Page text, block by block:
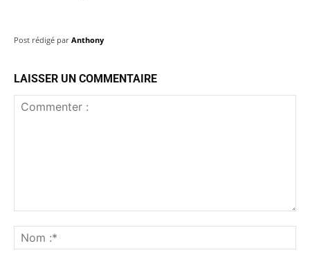
Post rédigé par Anthony
LAISSER UN COMMENTAIRE
:*